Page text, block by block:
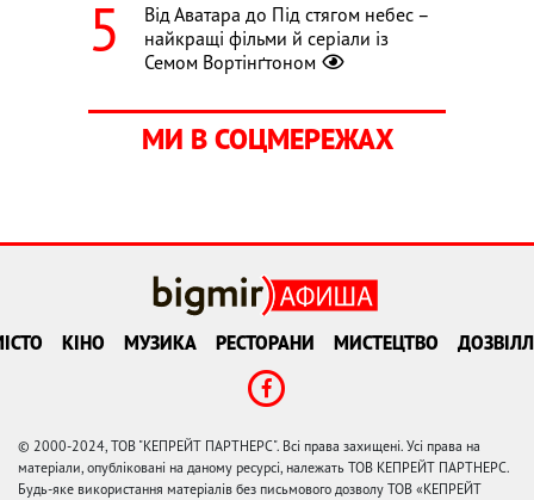
Від Аватара до Під стягом небес –
найкращі фільми й серіали із
Семом Вортінґтоном
МИ В СОЦМЕРЕЖАХ
КІНО МУЗИКА РЕСТОРАНИ МИСТЕЦТВО
© 2000-2024, ТОВ "КЕПРЕЙТ ПАРТНЕРС". Всі права захищені. Усі права на
матеріали, опубліковані на даному ресурсі, належать ТОВ КЕПРЕЙТ ПАРТНЕРС.
Будь-яке використання матеріалів без письмового дозволу ТОВ «КЕПРЕЙТ